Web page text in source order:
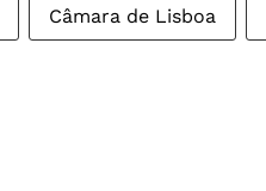
Câmara de Lisboa